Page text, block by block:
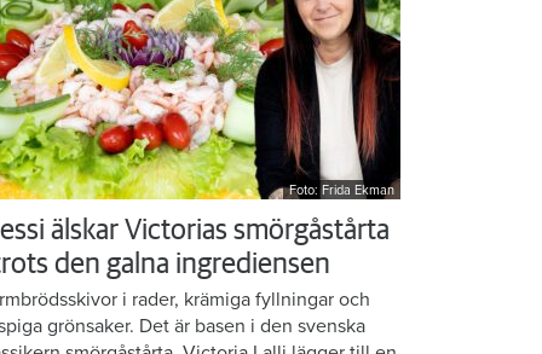
Foto: Frida Ekman
älskar Victorias smörgåstårta
den galna ingrediensen
i rader, krämiga fyllningar och
grönsaker. Det är basen i den svenska